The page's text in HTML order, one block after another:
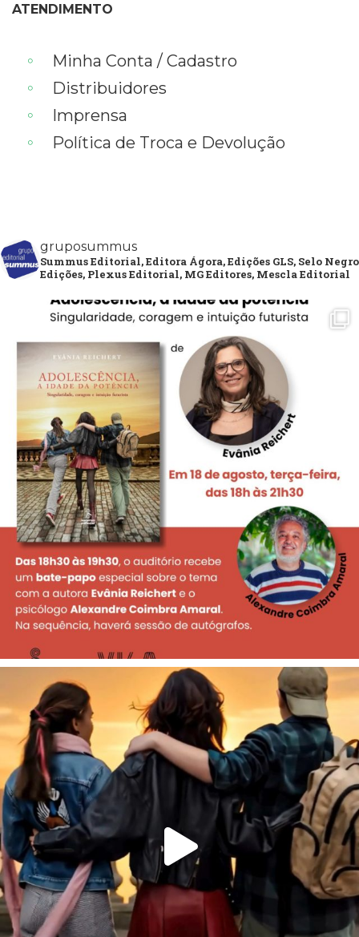
ATENDIMENTO
Minha Conta / Cadastro
Distribuidores
Imprensa
Política de Troca e Devolução
gruposummus
Summus Editorial, Editora Ágora, Edições GLS, Selo Negro
Edições, Plexus Editorial, MG Editores, Mescla Editorial